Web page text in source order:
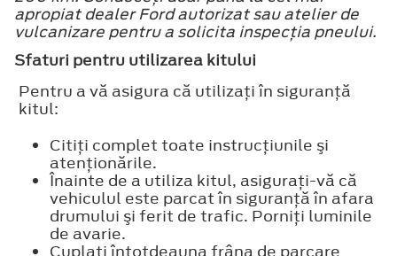
apropiat dealer Ford autorizat sau atelier de
vulcanizare pentru a solicita inspecţia pneului.
Sfaturi pentru utilizarea kitului
Pentru a vă asigura că utilizaţi în siguranţă
kitul:
Citiţi complet toate instrucţiunile şi
atenţionările.
Înainte de a utiliza kitul, asiguraţi-vă că
vehiculul este parcat în siguranţă în afara
drumului şi ferit de trafic. Porniţi luminile
de avarie.
Cuplaţi întotdeauna frâna de parcare